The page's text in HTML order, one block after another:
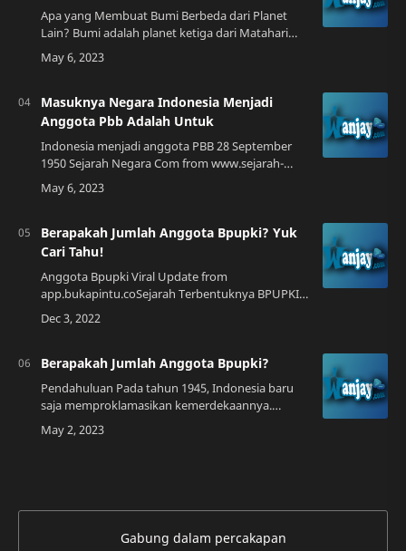
Apa yang Membuat Bumi Berbeda dari Planet
Lain? Bumi adalah planet ketiga dari Matahari
dan satu-satunya planet yang diketahui memiliki
kehidupan. Meski tampak seperti planet la…
Masuknya Negara Indonesia Menjadi
Anggota Pbb Adalah Untuk
Indonesia menjadi anggota PBB 28 September
1950 Sejarah Negara Com from www.sejarah-
negara.comPada tahun 1945, Perserikatan
Bangsa-Bangsa (PBB) didirikan dengan tujuan
Berapakah Jumlah Anggota Bpupki? Yuk
Cari Tahu!
Anggota Bpupki Viral Update from
app.bukapintu.coSejarah Terbentuknya BPUPKI
Sebelum membahas mengenai berapa jumlah
anggota BPUPKI, kita perlu mengetahui terlebih
Berapakah Jumlah Anggota Bpupki?
Pendahuluan Pada tahun 1945, Indonesia baru
saja memproklamasikan kemerdekaannya.
Namun, untuk membangun sebuah negara yang
baru, dibutuhkan sebuah konstitusi yang
Gabung dalam percakapan